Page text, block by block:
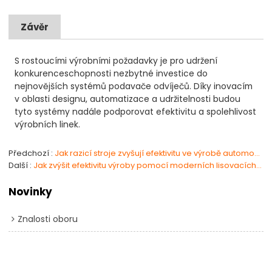
Závěr
S rostoucími výrobními požadavky je pro udržení
konkurenceschopnosti nezbytné investice do
nejnovějších systémů podavače odvíječů. Díky inovacím
v oblasti designu, automatizace a udržitelnosti budou
tyto systémy nadále podporovat efektivitu a spolehlivost
výrobních linek.
Předchozí
Jak razicí stroje zvyšují efektivitu ve výrobě automobilů?
Další
Jak zvýšit efektivitu výroby pomocí moderních lisovacích strojů?
Novinky
Znalosti oboru